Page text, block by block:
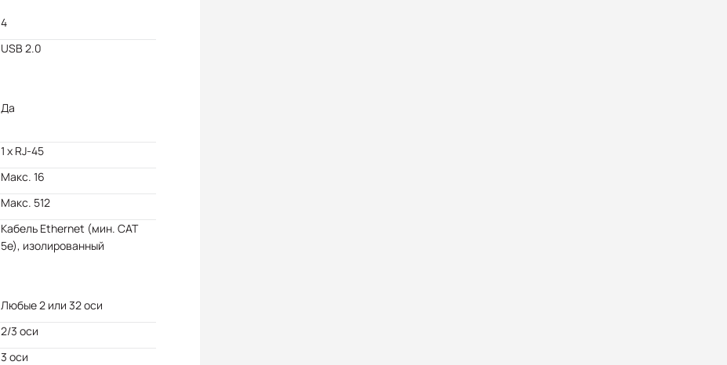
4
USB 2.0
Да
1 x RJ-45
Макс. 16
Макс. 512
Кабель Ethernet (мин. CAT
5e), изолированный
Любые 2 или 32 оси
2/3 оси
3 оси